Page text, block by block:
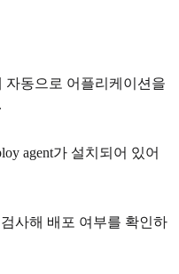
자동으로 어플리케이션을
agent가 설치되어 있어
사해 배포 여부를 확인하